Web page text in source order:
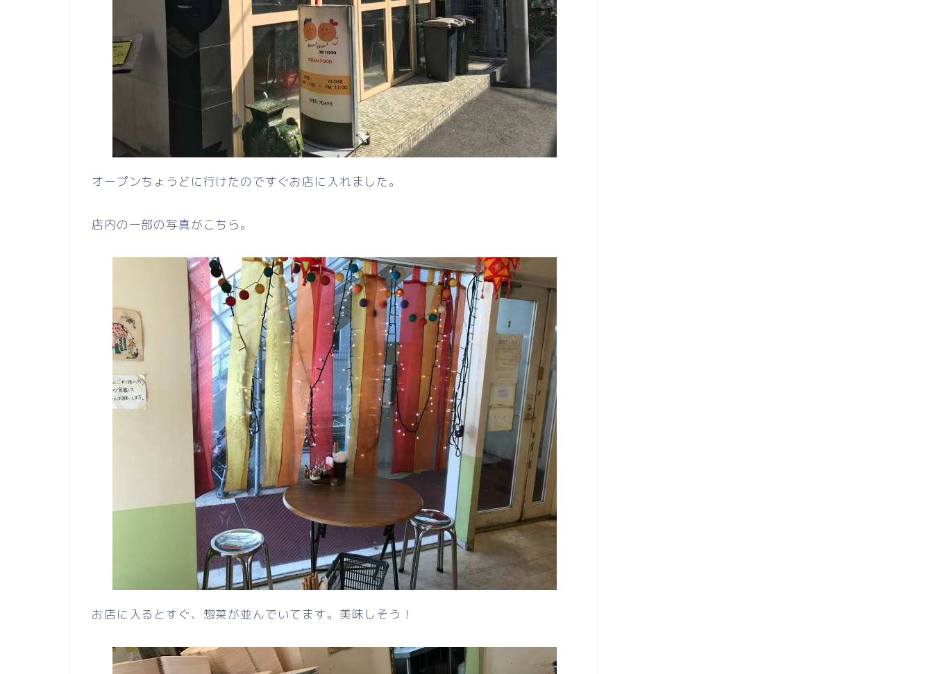
オープンちょうどに行けたのですぐお店に入れました。
店内の一部の写真がこちら。
お店に入るとすぐ、惣菜が並んでいてます。美味しそう！